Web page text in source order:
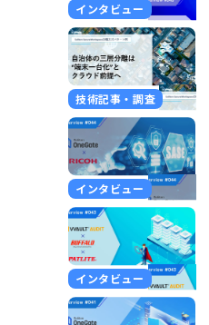
インタビュー
技術記事・調査
インタビュー
インタビュー